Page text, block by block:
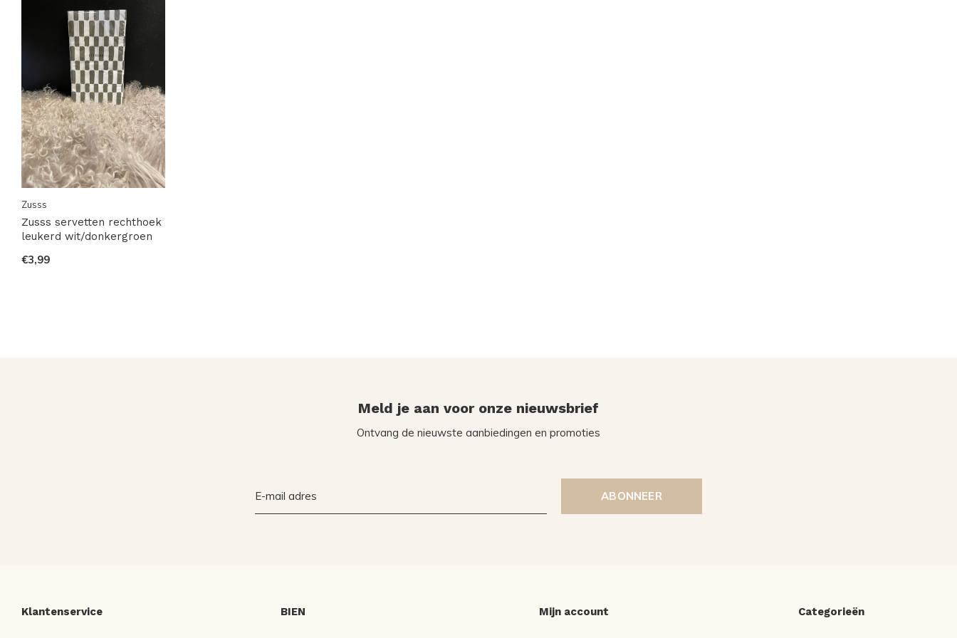
Zusss
Zusss servetten rechthoek
leukerd wit/donkergroen
€3,99
Meld je aan voor onze nieuwsbrief
Ontvang de nieuwste aanbiedingen en promoties
ABONNEER
Klantenservice BIEN Mijn account Categorieën